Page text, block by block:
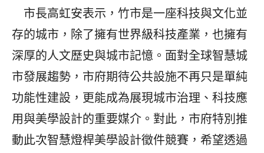
市長高虹安表示，竹市是一座科技與文化並
存的城市，除了擁有世界級科技產業，也擁有
深厚的人文歷史與城市記憶。面對全球智慧城
市發展趨勢，市府期待公共設施不再只是單純
功能性建設，更能成為展現城市治理、科技應
用與美學設計的重要媒介。對此，市府特別推
動此次智慧燈桿美學設計徵件競賽，希望透過